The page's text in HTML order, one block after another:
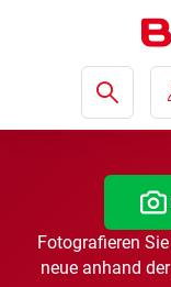
Fotografieren
neue anhand